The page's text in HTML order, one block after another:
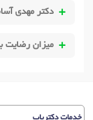
دکتر مهدی
میزان رضایت
خدمات دکتریاب